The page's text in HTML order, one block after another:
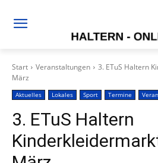
Start Veranstaltungen
3. ETuS Haltern
März
Aktuelles Lokales Sport Termine
3. ETuS Haltern